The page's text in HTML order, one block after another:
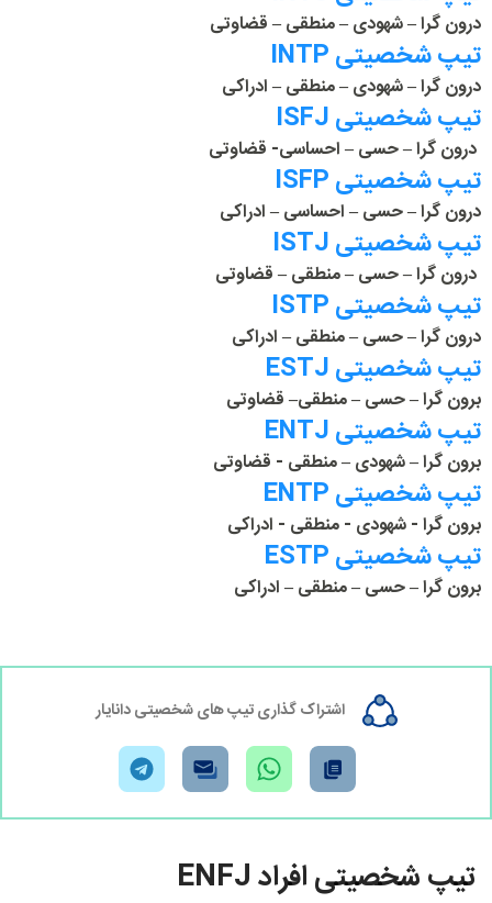
درون گرا – شهودی – منطقی – قضاوتی
تیپ شخصیتی INTP
درون گرا – شهودی – منطقی – ادراکی
تیپ شخصیتی ISFJ
درون گرا – حسی – احساسی- قضاوتی
تیپ شخصیتی ISFP
درون گرا – حسی – احساسی – ادراکی
تیپ شخصیتی ISTJ
درون گرا – حسی – منطقی – قضاوتی
تیپ شخصیتی ISTP
درون گرا – حسی – منطقی – ادراکی
تیپ شخصیتی ESTJ
برون گرا – حسی – منطقی– قضاوتی
تیپ شخصیتی ENTJ
برون گرا – شهودی – منطقی - قضاوتی
تیپ شخصیتی ENTP
برون گرا - شهودی - منطقی - ادراکی
تیپ شخصیتی ESTP
برون گرا – حسی – منطقی – ادراکی
اشتراک گذاری تیپ های شخصیتی دانایار
تیپ شخصیتی افراد ENFJ